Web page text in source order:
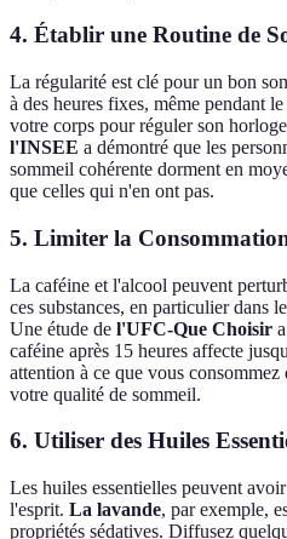
4. Établir une Routine de
La régularité est clé pour un bon
à des heures fixes, même pendant
votre corps pour réguler son
l'INSEE a démontré que les
sommeil cohérente dorment en
que celles qui n'en ont pas.
5. Limiter la
La caféine et l'alcool peuvent
ces substances, en particulier dans
Une étude de l'UFC-Que Choisir
caféine après 15 heures affecte
attention à ce que vous
votre qualité de sommeil.
6. Utiliser des Huiles
Les huiles essentielles peuvent
l'esprit. La lavande, par exemple,
propriétés sédatives. Diffusez